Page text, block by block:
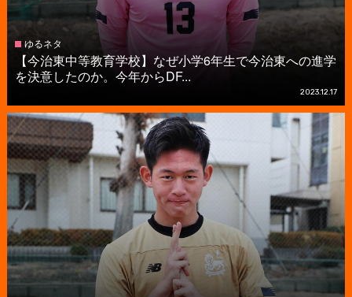
ゆるネタ
【今治東中等教育学校】なぜ小学6年生で今治東への進学
を決意したのか。今年からDF...
2023.12.17